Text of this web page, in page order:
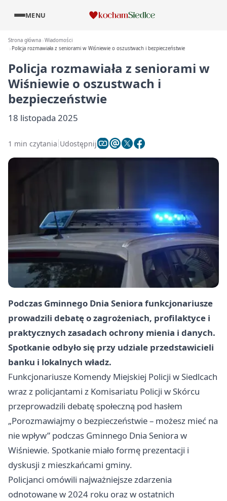
MENU
Strona główna Wiadomości
Policja rozmawiała z seniorami w Wiśniewie o oszustwach i bezpieczeństwie
Policja rozmawiała z seniorami w
Wiśniewie o oszustwach i
bezpieczeństwie
18 listopada 2025
1 min czytania Udostępnij
Podczas Gminnego Dnia Seniora funkcjonariusze
prowadzili debatę o zagrożeniach, profilaktyce i
praktycznych zasadach ochrony mienia i danych.
Spotkanie odbyło się przy udziale przedstawicieli
banku i lokalnych władz.
Funkcjonariusze Komendy Miejskiej Policji w Siedlcach
wraz z policjantami z Komisariatu Policji w Skórcu
przeprowadzili debatę społeczną pod hasłem
„Porozmawiajmy o bezpieczeństwie – możesz mieć na
nie wpływ” podczas Gminnego Dnia Seniora w
Wiśniewie. Spotkanie miało formę prezentacji i
dyskusji z mieszkańcami gminy.
Policjanci omówili najważniejsze zdarzenia
odnotowane w 2024 roku oraz w ostatnich